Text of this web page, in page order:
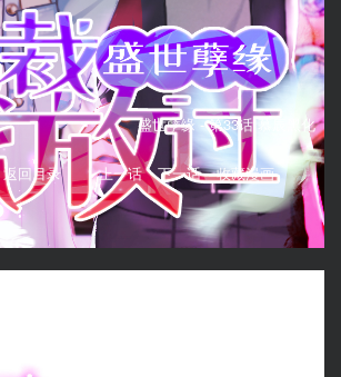
盛世孽缘 - 第33话 慕辰黑化
返回目录 上一话 下一话 收藏漫画